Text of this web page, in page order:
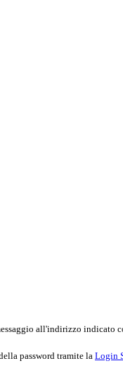
all'indirizzo indicato
password tramite la Login